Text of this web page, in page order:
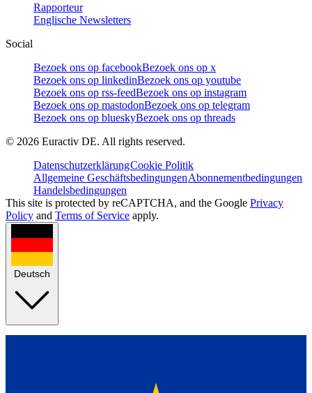
Rapporteur
Englische Newsletters
Social
Bezoek ons op facebookBezoek ons op x
Bezoek ons op linkedinBezoek ons op youtube
Bezoek ons op rss-feedBezoek ons op instagram
Bezoek ons op mastodonBezoek ons op telegram
Bezoek ons op blueskyBezoek ons op threads
© 2026 Euractiv DE. All rights reserved.
DatenschutzerklärungCookie Politik
Allgemeine GeschäftsbedingungenAbonnementbedingungen
Handelsbedingungen
This site is protected by reCAPTCHA, and the Google Privacy
Policy and Terms of Service apply.
Deutsch